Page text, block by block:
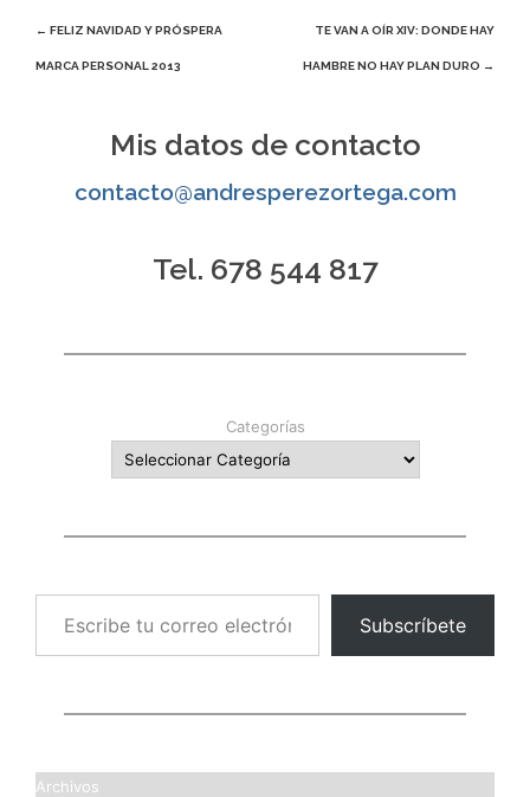
Navegación
de
← FELIZ NAVIDAD Y PRÓSPERA
MARCA PERSONAL 2013
TE VAN A OÍR XIV: DONDE HAY
HAMBRE NO HAY PLAN DURO →
Mis datos de contacto
contacto@andresperezortega.com
Tel. 678 544 817
Categorías
Escribe tu correo electrónico…
Subscríbete
Archivos